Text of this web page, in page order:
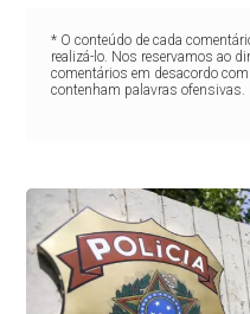
* O conteúdo de cada
realizá-lo. Nos reservamos ao
comentários em desacordo
contenham palavras ofensivas.